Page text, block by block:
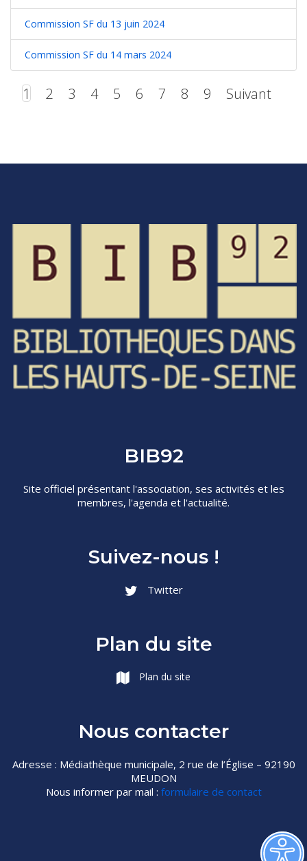
Commission SF du 13 juin 2024
Commission SF du 14 mars 2024
1 2 3 4 5 6 7 8 9 Suivant
BIB92
Site officiel présentant l'association, ses activités et les
membres, l'agenda et l'actualité.
Suivez-nous !
Twitter
Plan du site
Plan du site
Nous contacter
Adresse : Médiathèque municipale, 2 rue de l’Église – 92190
MEUDON
Nous informer par mail : formulaire de contact